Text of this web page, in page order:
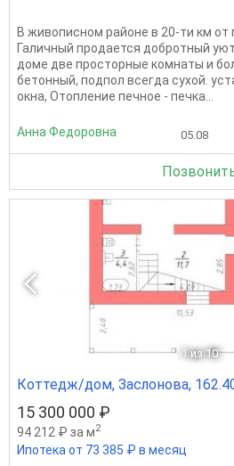
В живописном районе в 20-ти км от
Галичный продается добротный
доме две просторные комнаты и
бетонный, подпол всегда сухой.
окна, Отопление печное - печка...
Анна Федоровна 05.08
1 из 10
Коттедж/дом, Заслонова,
15 300 000 ₽
94 212 ₽ за м2
Ипотека от 73 385 ₽ в месяц